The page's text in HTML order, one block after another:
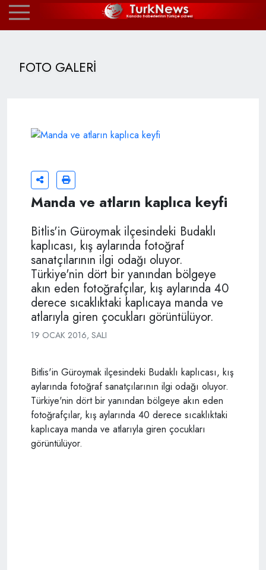
FOTO GALERİ
Manda ve atların kaplıca keyfi
Bitlis'in Güroymak ilçesindeki Budaklı
kaplıcası, kış aylarında fotoğraf
sanatçılarının ilgi odağı oluyor.
Türkiye'nin dört bir yanından bölgeye
akın eden fotoğrafçılar, kış aylarında 40
derece sıcaklıktaki kaplıcaya manda ve
atlarıyla giren çocukları görüntülüyor.
19 OCAK 2016, SALI
Bitlis'in Güroymak ilçesindeki Budaklı kaplıcası, kış
aylarında fotoğraf sanatçılarının ilgi odağı oluyor.
Türkiye'nin dört bir yanından bölgeye akın eden
fotoğrafçılar, kış aylarında 40 derece sıcaklıktaki
kaplıcaya manda ve atlarıyla giren çocukları
görüntülüyor.